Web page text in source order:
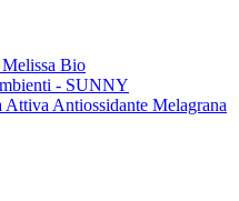
Bio
- SUNNY
Antiossidante Melagrana